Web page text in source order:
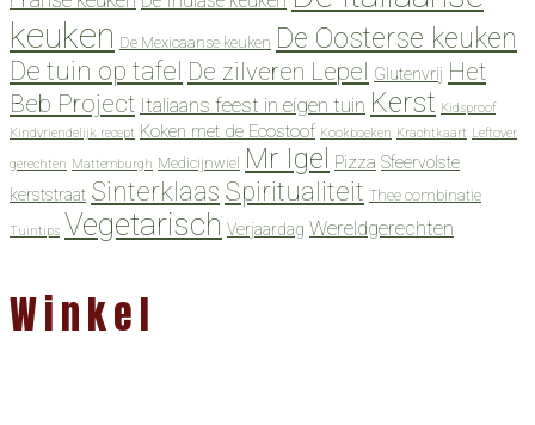
keuken De Mexicaanse keuken De Oosterse keuken
De tuin op tafel De zilveren Lepel Glutenvrij Het
Beb Project Italiaans feest in eigen tuin Kerst Kidsproof
Kindvriendelijk recept Koken met de Ecostoof Kookboeken Krachtkaart Leftover
gerechten Mattemburgh Medicijnwiel Mr Igel Pizza Sfeervolste
kerststraat Sinterklaas Spiritualiteit Thee combinatie
Tuintips Vegetarisch Verjaardag Wereldgerechten
Winkel